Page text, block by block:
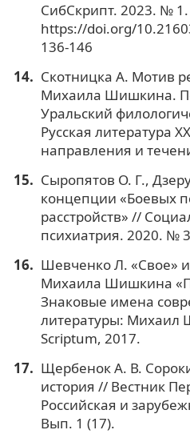
СибСкрипт. 2023. № 1.
https://doi.org/
136-146
Скотницка А. Мотив
Михаила Шишкина.
Уральский
Русская литература
направления и
Сыропятов О. Г.,
концепции «Боевых
расстройств» //
психиатрия. 2020. №
Шевченко Л. «Свое»
Михаила Шишкина
Знаковые имена
литературы: Михаил
Scriptum, 2017.
Щербенок А. В.
история // Вестник
Российская и
Вып. 1 (17).